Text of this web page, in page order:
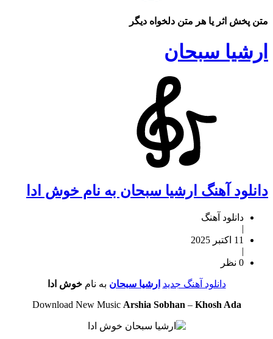
متن پخش اثر یا هر متن دلخواه دیگر
ارشیا سبحان
دانلود آهنگ ارشیا سبحان به نام خوش ادا
دانلود آهنگ
|
11 اکتبر 2025
|
0 نظر
دانلود آهنگ جدید ارشیا سبحان به نامخوش ادا
Download New Music Arshia Sobhan – Khosh Ada